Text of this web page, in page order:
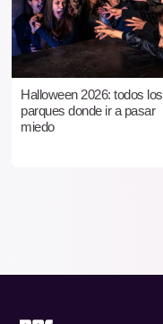
Halloween 2026: todos los
parques donde ir a pasar
miedo